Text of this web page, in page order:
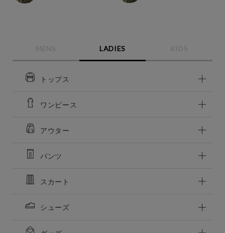
この条件で絞り込む
MENS LADIES KIDS
トップス
ワンピース
アウター
パンツ
スカート
シューズ